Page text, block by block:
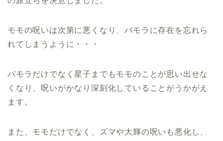
モモの呪いは次第に悪くなり、バモラに存在を忘れら
れてしまうように・・・
バモラだけでなく星子までもモモのことが思い出せな
くなり、呪いがかなり深刻化していることがうかがえ
ます。
また、モモだけでなく、ズマや大輝の呪いも悪化し、